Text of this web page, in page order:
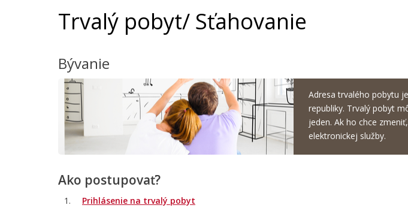
Trvalý pobyt/ Sťahovanie
Bývanie
Adresa trvalého pobytu
republiky. Trvalý pobyt
jeden. Ak ho chce
elektronickej služby.
Ako postupovať?
Prihlásenie na trvalý pobyt